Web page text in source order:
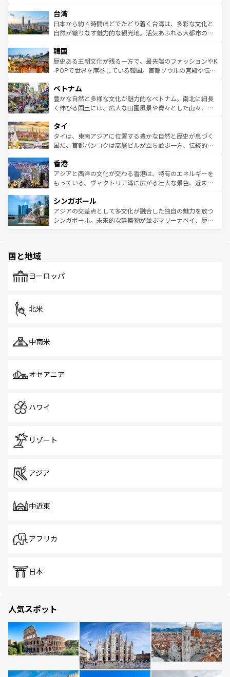
情報は
人々、おいしいローカルフードやハワイアンミュージッ
ク、伝統的なフラダンスなど、すべてがハワイの魅力を彩
っている。訪れるたびに新しい発見と感動が待っているハ
はコンテンツ一覧
リアリーフや大陸中央部にそびえるウルル（エアーズロッ
ク）、タスマニアの美しい原生林やケアンズの熱帯雨林な
ど、見どころがたくさん。また、カフェやワイン、オージ
いる。アクティビティも充実しており、サーフィンやダイ
ビング、ハイキングなど、アウトドア好きにはたまらな
い。オーストラリアの多彩な魅力を存分に味わいつくそ
参照してほしい。
台湾
日本から約４時間ほどでたどり着く台湾は、多彩な文化と
自然が織りなす魅力的な観光地。活気あふれる大都市の台
ン）、静ひつな山岳地帯である台湾東部など、都市の喧騒
と山間の静けさが共存しており、訪れる人に新しい発見と
驚きをもたらしてくれる。また、奥深い台湾の食文化も魅
容にもいいと評判のスイーツなど、バラエティ豊かな料理
が味わえる。 なお、新着の台湾情報は コンテンツ一覧を参
照してほしい。
韓国
歴史ある王朝文化が残る一方で、最先端のファッションやK
-POPで世界を席巻している韓国。首都ソウルの宮殿や伝統
き、地方に足を延ばせば四季折々の自然美を楽しむことが
できる。そして、キムチや焼肉、絶品のストリートフード
まで、さまざまな韓国料理が待っている。夜には、韓国な
リティに包まれながら、韓国の多彩な魅力を心ゆくまで味
わってみてほしい。 なお、新着の韓国情報はコンテンツ一
覧を参照してほしい。
ベトナム
豊かな自然と多様な文化が魅力的なベトナム。南北に細長
く伸びる国土には、広大な田園風景や青々とした山々、世
急速な発展と共に伝統が息づく。ハノイの古い町並みやホ
ーチミン市のフランス統治時代の建物も、独特の雰囲気を
醸し出している。また、バラエティの豊かさとおいしさで
とつ。フォーやバインミー、ベトナムコーヒーなどは、ぜ
ひ現地で味わいたい。どの地域を訪れてもあたたかい人々
が旅行者を迎えてくれるので、きっと忘れられない旅にな
参照してほしい。
タイ
タイは、東南アジアに位置する豊かな自然と歴史が息づく
国だ。首都バンコクは高層ビルが立ち並ぶ一方、伝統的な
の活気が交差している。北部ではチェンマイなどの山岳地
帯で自然と触れ合い、南部ではプーケットやクラビの美し
いビーチでリゾート気分を楽しむことができる。タイ料理
激する。気候は一年中温暖で、どの季節にも異なる楽しみ
が待っている。親しみやすいタイの人々、仏教を中心とし
た文化、そして多様な観光資源が、訪れる旅人を魅了し続
香港
アジアと西洋の文化が交わる香港は、特有のエネルギーを
もっている。ヴィクトリア湾に広がる壮大な景色、近未来
み、どこを訪れても感動するはず。観光スポットが密集し
ており、効率よく見どころを回れるのも魅力。息をのむよ
うな絶景から文化的な体験まで、香港を存分に楽しみ尽く
シンガポール
アジアの交差点として多文化が融合した独自の魅力を放つ
シンガポール。未来的な建築物が並ぶマリーナベイ、歴史
で、ホーカーズは地元の風情を楽しめる外せないスポット
国と地域
ヨーロッパ
北米
中南米
オセアニア
ハワイ
リゾート
アジア
中近東
アフリカ
日本
人気スポット